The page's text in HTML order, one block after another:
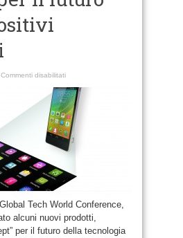
Commenti disabilitatisu
illustra
la
sua
visione
per
il
futuro
dei
dispositivi
Tech World Conference,
alcuni nuovi prodotti,
per il futuro della tecnologia